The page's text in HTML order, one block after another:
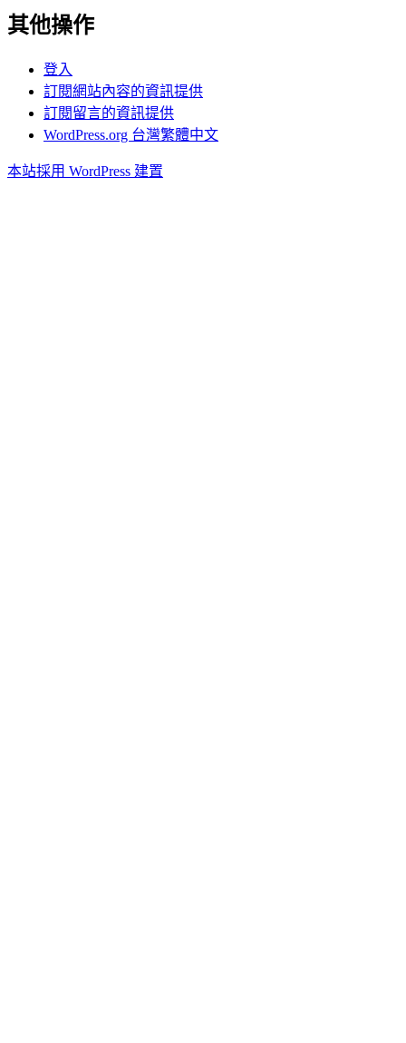
其他操作
登入
訂閱網站內容的資訊提供
訂閱留言的資訊提供
WordPress.org 台灣繁體中文
本站採用 WordPress 建置